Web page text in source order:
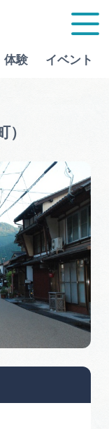
体験 イベント
行きたいリストを見る